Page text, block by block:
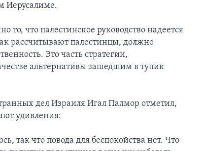
Иерусалиме.
то, что палестинское руководство надеется
рассчитывают палестинцы, должно
Это часть стратегии,
альтернативы зашедшим в тупик
дел Израиля Игал Палмор отметил,
удивления:
так что повода для беспокойства нет. Что